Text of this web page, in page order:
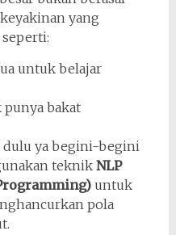
yang
untuk belajar
punya bakat
dulu ya begini-begini
teknik NLP
untuk
pola